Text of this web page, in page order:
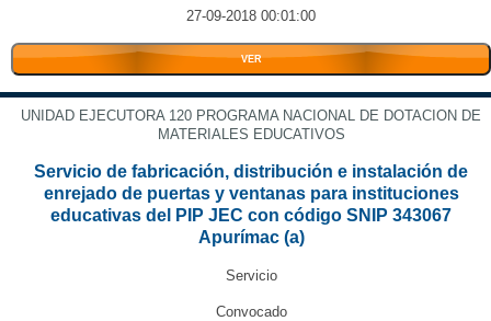
27-09-2018 00:01:00
VER
UNIDAD EJECUTORA 120 PROGRAMA NACIONAL DE DOTACION DE
MATERIALES EDUCATIVOS
Servicio de fabricación, distribución e instalación de
enrejado de puertas y ventanas para instituciones
educativas del PIP JEC con código SNIP 343067
Apurímac (a)
Servicio
Convocado